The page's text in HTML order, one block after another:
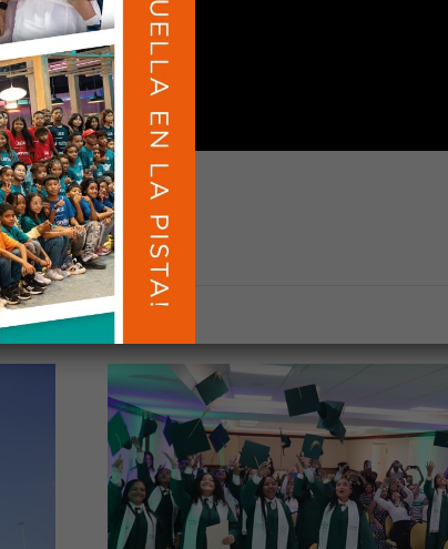
CONÓCENOS